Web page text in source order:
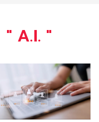
" A.I. "